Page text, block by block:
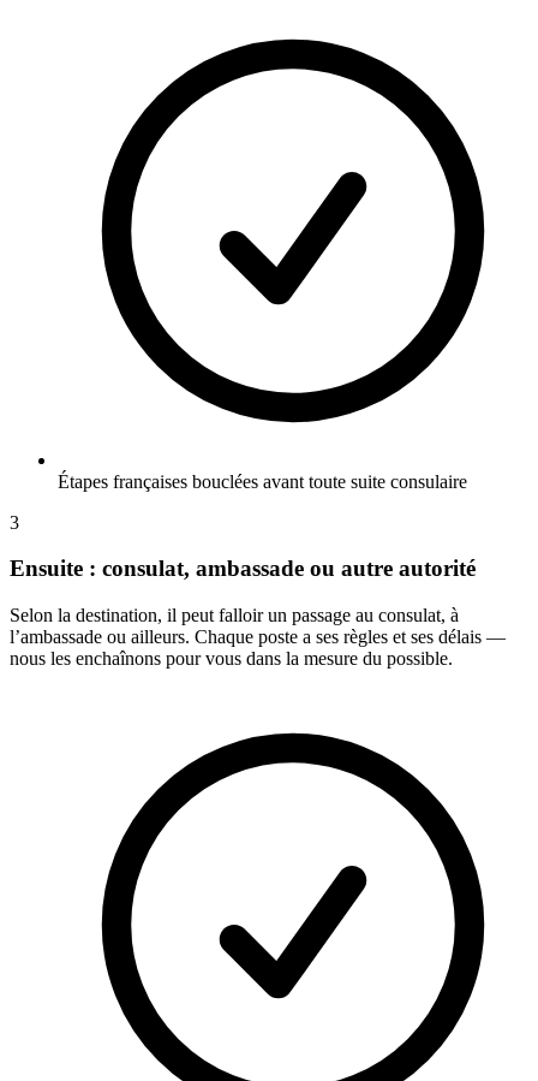
Étapes françaises bouclées avant toute suite consulaire
3
Ensuite : consulat, ambassade ou autre autorité
Selon la destination, il peut falloir un passage au consulat, à
l’ambassade ou ailleurs. Chaque poste a ses règles et ses délais —
nous les enchaînons pour vous dans la mesure du possible.